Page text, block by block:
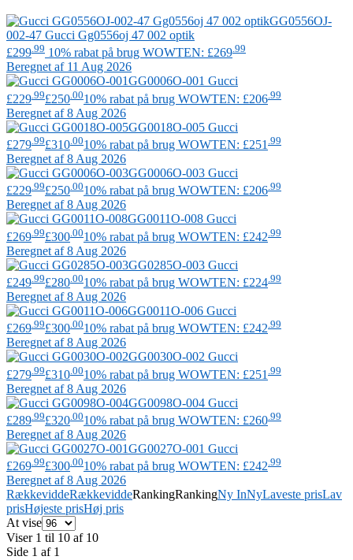
GG0556OJ-
002-47 Gucci Gg0556oj 47 002 optik
£299 .99 10% rabat på brug WOWTEN: £269 .99
Beregnet af 11 Aug 2026
GG0006O-001 Gucci
£229 .99£250 .0010% rabat på brug WOWTEN: £206 .99
Beregnet af 8 Aug 2026
GG0018O-005 Gucci
£279 .99£310 .0010% rabat på brug WOWTEN: £251 .99
Beregnet af 8 Aug 2026
GG0006O-003 Gucci
£229 .99£250 .0010% rabat på brug WOWTEN: £206 .99
Beregnet af 8 Aug 2026
GG0011O-008 Gucci
£269 .99£300 .0010% rabat på brug WOWTEN: £242 .99
Beregnet af 8 Aug 2026
GG0285O-003 Gucci
£249 .99£280 .0010% rabat på brug WOWTEN: £224 .99
Beregnet af 8 Aug 2026
GG0011O-006 Gucci
£269 .99£300 .0010% rabat på brug WOWTEN: £242 .99
Beregnet af 8 Aug 2026
GG0030O-002 Gucci
£279 .99£310 .0010% rabat på brug WOWTEN: £251 .99
Beregnet af 8 Aug 2026
GG0098O-004 Gucci
£289 .99£320 .0010% rabat på brug WOWTEN: £260 .99
Beregnet af 8 Aug 2026
GG0027O-001 Gucci
£269 .99£300 .0010% rabat på brug WOWTEN: £242 .99
Beregnet af 8 Aug 2026
RækkeviddeRækkeviddeRankingRankingNy InNyLaveste prisLav
prisHøjeste prisHøj pris
At vise
Viser 1 til 10 af 10
Side 1 af 1